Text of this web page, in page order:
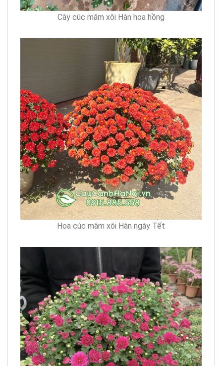
Cây cúc mâm xôi Hàn hoa hồng
Hoa cúc mâm xôi Hàn ngày Tết